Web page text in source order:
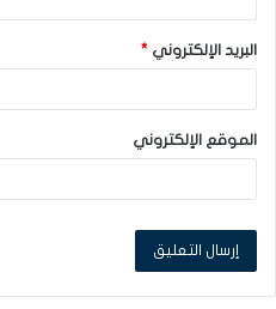
البريد الإلكتروني *
الموقع الإلكتروني